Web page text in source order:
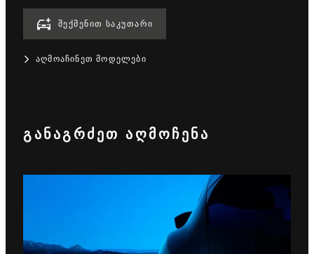
ᲨᲔᲥᲛᲔᲜᲘᲗ ᲡᲐᲙᲣᲗᲐᲠᲘ
ᲐᲦᲛᲝᲐᲩᲘᲜᲔᲗ ᲛᲝᲓᲔᲚᲔᲑᲘ
ᲒᲐᲜᲐᲒᲠᲫᲔᲗ ᲐᲦᲛᲝᲩᲔᲜᲐ